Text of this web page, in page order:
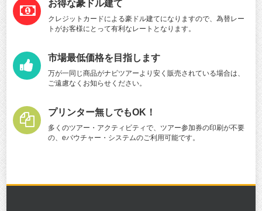
お得な豪ドル建て
クレジットカードによる豪ドル建てになりますので、為替レー
トがお客様にとって有利なレートとなります。
市場最低価格を目指します
万が一同じ商品がナビツアーより安く販売されている場合は、
ご遠慮なくお知らせください。
プリンター無しでもOK！
多くのツアー・アクティビティで、ツアー参加券の印刷が不要
の、eバウチャー・システムのご利用可能です。